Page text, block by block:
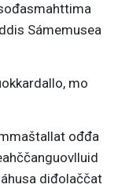
Sámemusea
mo
ođđa
diđolaččat